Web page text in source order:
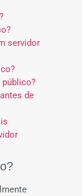
servidor
público?
de